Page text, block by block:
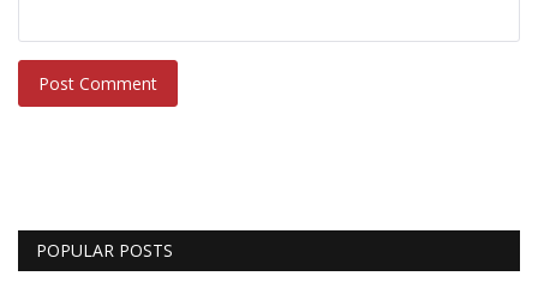
Post Comment
POPULAR POSTS